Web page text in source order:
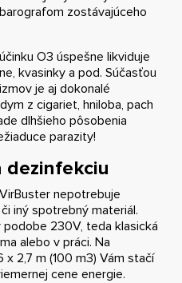
zostávajúceho
O3 úspešne likviduje
kvasinky a pod. Súčasťou
je aj dokonalé
z cigariet, hniloba, pach
dlhšieho pôsobenia
parazity!
dezinfekciu
nepotrebuje
iný spotrebný materiál.
230V, teda klasická
alebo v práci. Na
2,7 m (100 m3) Vám stačí
cene energie.